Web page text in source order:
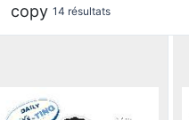
copy 14 résultats